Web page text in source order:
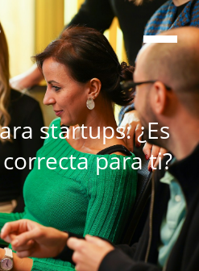
startups: ¿Es
para ti?